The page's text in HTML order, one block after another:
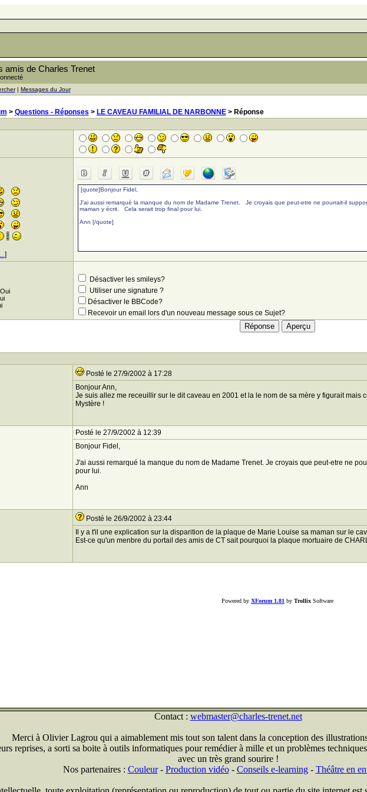
amis de Charles Trenet
| Messages du Jour
> Questions - Réponses > LE CAVEAU FAMILIAL DE NARBONNE> Réponse
]
Désactiver les smileys?
Utiliser une signature ?
Désactiver le BBCode?
Recevoir un email lors d'un nouveau message sous ce Sujet?
Posté le 27/9/2002 à 17:28
Bonjour Ann,
Je suis allez me receuillir sur le dit caveau en 2001 et la le nom de sa mère y figurait mais
Mystère !
Posté le 27/9/2002 à 12:39
Bonjour Fidel,
J'ai aussi remarqué la manque du nom de Madame Trenet. Je croyais que peut-etre ne
pour lui.
Ann
Posté le 26/9/2002 à 23:44
Il y a t'il une explication sur la disparition de la plaque de Marie Louise sa maman sur le
Est-ce qu'un menbre du portail des amis de CT sait pourquoi la plaque mortuaire de
Powered by XForum 1.81 by Trollix Software
Contact : webmaster@charles-trenet.net
Merci à Olivier Lagrou qui a aimablement mis tout son talent dans la conception des
reprises, a sorti sa boite à outils informatiques pour remédier à mille et un problèmes
avec un très grand sourire !
Nos partenaires : Couleur- Production vidéo- Conseils e-learning- Théâtre en